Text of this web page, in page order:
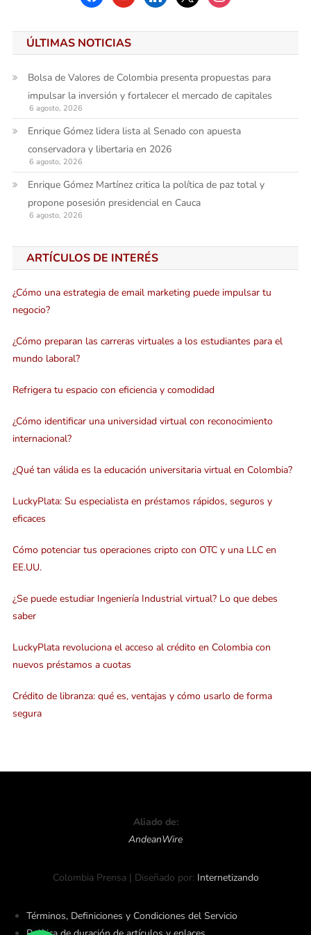
ÚLTIMAS NOTICIAS
Bolsa de Valores de Colombia presenta propuestas para
impulsar la inversión y fortalecer el mercado de capitales
6 agosto, 2026
Enrique Gómez lidera lista al Senado con apuesta
conservadora y libertaria en 2026
6 agosto, 2026
Enrique Gómez Martínez critica la política de paz total y
propone posesión presidencial en Cauca
6 agosto, 2026
ARTÍCULOS DE INTERÉS
¿Cómo una estrategia de email marketing puede impulsar tu
negocio?
¿Cómo preparan las carreras virtuales a los estudiantes para el
mundo laboral?
Refrigera tu espacio con eficiencia y comodidad
¿Cómo identificar una universidad virtual con reconocimiento
internacional?
¿Qué tan válida es la educación universitaria virtual en Colombia?
LuckyPlata: Su especialista en préstamos rápidos, seguros y
eficaces
Cómo potenciar tus operaciones cripto con OTC y una LLC en
EE.UU.
¿Se puede estudiar Ingeniería Industrial virtual? Lo que debes
saber
LuckyPlata revoluciona el acceso al crédito en Colombia con
nuevos préstamos a cuotas
Crédito de libranza: qué es, ventajas y cómo usarlo de forma
segura
Aliado de:
AndeanWire
Colombia Prensa | Diseñado por: Internetizando
Términos, Definiciones y Condiciones del Servicio